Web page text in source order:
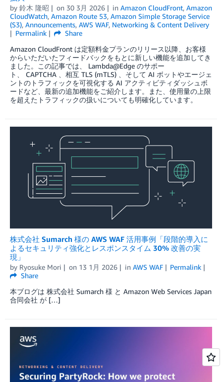
by 鈴木 隆昭 on 30 3月 2026 in Amazon CloudFront, Amazon
CloudWatch, Amazon Route 53, Amazon Simple Storage Service
(S3), Announcements, AWS WAF, Networking & Content Delivery
Permalink
Share
Amazon CloudFront は定額料金プランのリリース以降、お客様
からいただいたフィードバックをもとに新しい機能を追加してき
ました。この記事では、 Lambda@Edge のサポー
ト、 CAPTCHA 、相互 TLS (mTLS) 、そして AI ボットやエージェ
ントのトラフィックを可視化する AI アクティビティダッシュボ
ードなど、最新の追加機能をご紹介します。また、使用量の上限
を超えたトラフィックの扱いについても明確化しています。
株式会社 Sumarch 様の AWS WAF 活用事例「段階的導入に
よるセキュリティ強化とレスポンスタイム 30% 改善の実
現」
by Ryosuke Mori on 13 1月 2026 in AWS WAF
Permalink
Share
本ブログは 株式会社 Sumarch 様 と Amazon Web Services Japan
合同会社 が […]